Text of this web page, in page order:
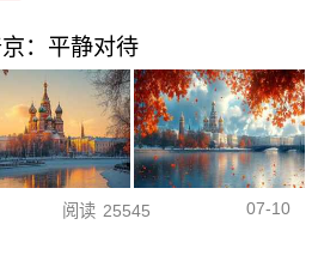
：平静对待
阅读 25545 07-10